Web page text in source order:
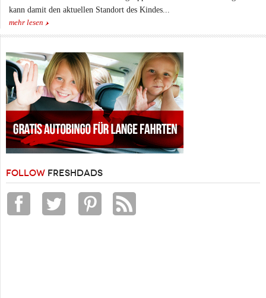
kann damit den aktuellen Standort des Kindes...
mehr lesen
FOLLOW FRESHDADS